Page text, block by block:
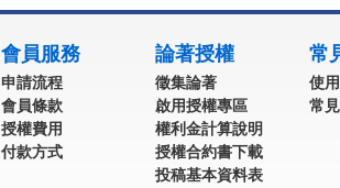
會員服務
申請流程
會員條款
授權費用
付款方式
論著授權
徵集論著
啟用授權專區
權利金計算說明
授權合約書下載
投稿基本資料表
常
使
常